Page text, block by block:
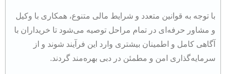
با توجه به قوانین متعدد و شرایط مالی متنوع، همکاری با وکیل
و مشاور حرفه‌ای در تمام مراحل توصیه می‌شود تا خریداران با
آگاهی کامل و اطمینان بیشتری وارد این فرآیند شوند و از
سرمایه‌گذاری امن و مطمئن در دبی بهره‌مند گردند.